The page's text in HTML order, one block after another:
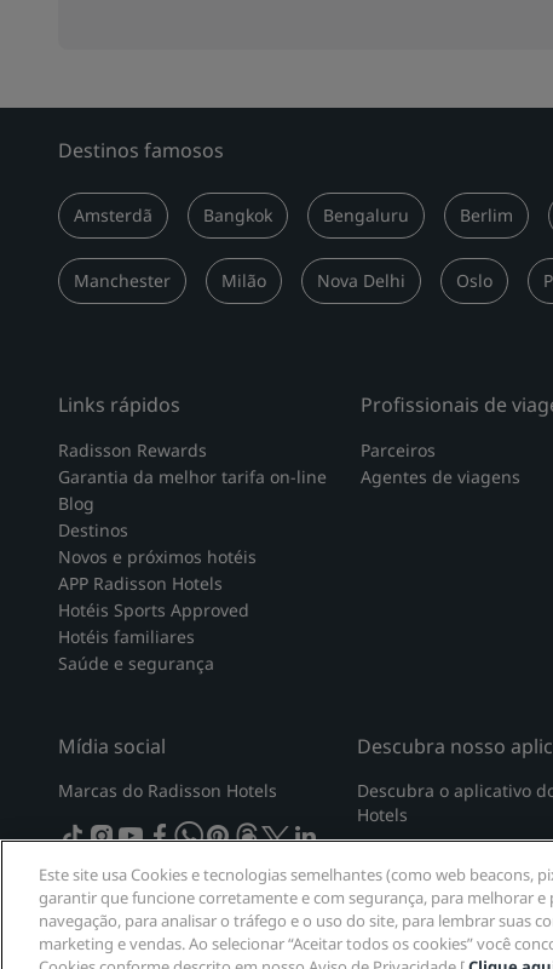
Destinos famosos
Amsterdã Bangkok Bengaluru Berlim
Manchester Milão Nova Delhi Oslo
Links rápidos
Radisson Rewards
Garantia da melhor tarifa on-line
Blog
Destinos
Novos e próximos hotéis
APP Radisson Hotels
Hotéis Sports Approved
Hotéis familiares
Saúde e segurança
Profissionais de
Parceiros
Agentes de viagens
Mídia social
Marcas do Radisson Hotels
tiktokinstagram
youtube
facebook
whatsapp
pinterest
threads
twitter
Descubra nosso
Descubra o aplicativo
Hotels
Este site usa Cookies e tecnologias semelhantes (como web beacons,
garantir que funcione corretamente e com segurança, para melhorar e
navegação, para analisar o tráfego e o uso do site, para lembrar suas
marketing e vendas. Ao selecionar “Aceitar todos os cookies” você